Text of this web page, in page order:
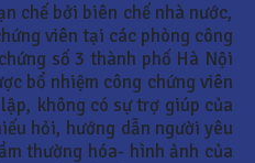
chế bởi biên chế nhà nước,
viên tại các phòng công
số 3 thành phố Hà Nội
bổ nhiệm công chứng viên
không có sự trợ giúp của
hỏi, hướng dẫn người yêu
thường hóa- hình ảnh của